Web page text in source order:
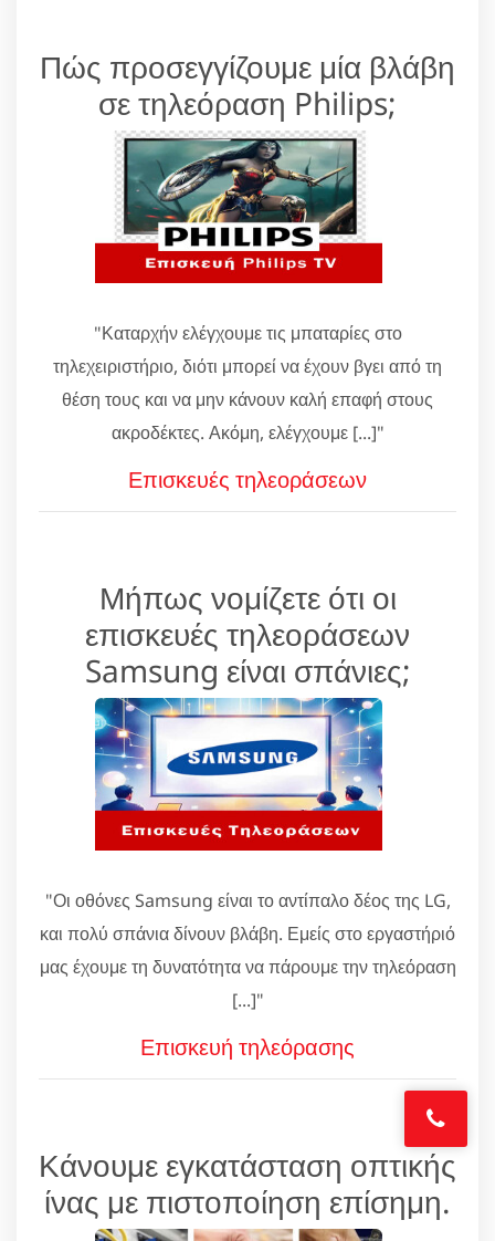
Πώς προσεγγίζουμε μία βλάβη
σε τηλεόραση Philips;
"Καταρχήν ελέγχουμε τις μπαταρίες στο
τηλεχειριστήριο, διότι μπορεί να έχουν βγει από τη
θέση τους και να μην κάνουν καλή επαφή στους
ακροδέκτες. Ακόμη, ελέγχουμε [...]"
Επισκευές τηλεοράσεων
Μήπως νομίζετε ότι οι
επισκευές τηλεοράσεων
Samsung είναι σπάνιες;
"Οι οθόνες Samsung είναι το αντίπαλο δέος της LG,
και πολύ σπάνια δίνουν βλάβη. Εμείς στο εργαστήριό
μας έχουμε τη δυνατότητα να πάρουμε την τηλεόραση
[...]"
Επισκευή τηλεόρασης
Κάνουμε εγκατάσταση οπτικής
ίνας με πιστοποίηση επίσημη.